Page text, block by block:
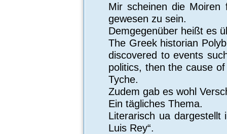
Mir scheinen die Moiren
gewesen zu sein.
Demgegenüber heißt es
The Greek historian
discovered to events
politics, then the cause
Tyche.
Zudem gab es wohl
Ein tägliches Thema.
Literarisch ua dargestellt
Luis Rey“.